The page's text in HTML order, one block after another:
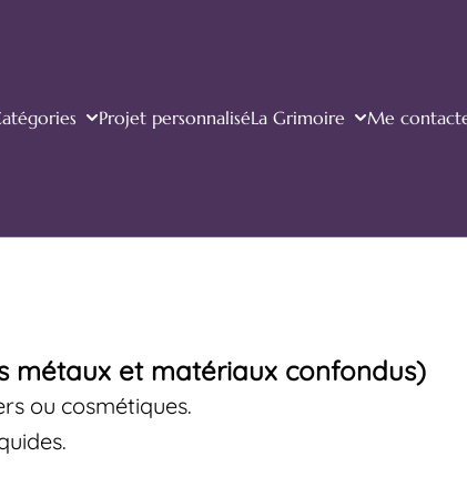
Projet personnaliséLa Grimoire Me
métaux et matériaux confondus)
ou cosmétiques.